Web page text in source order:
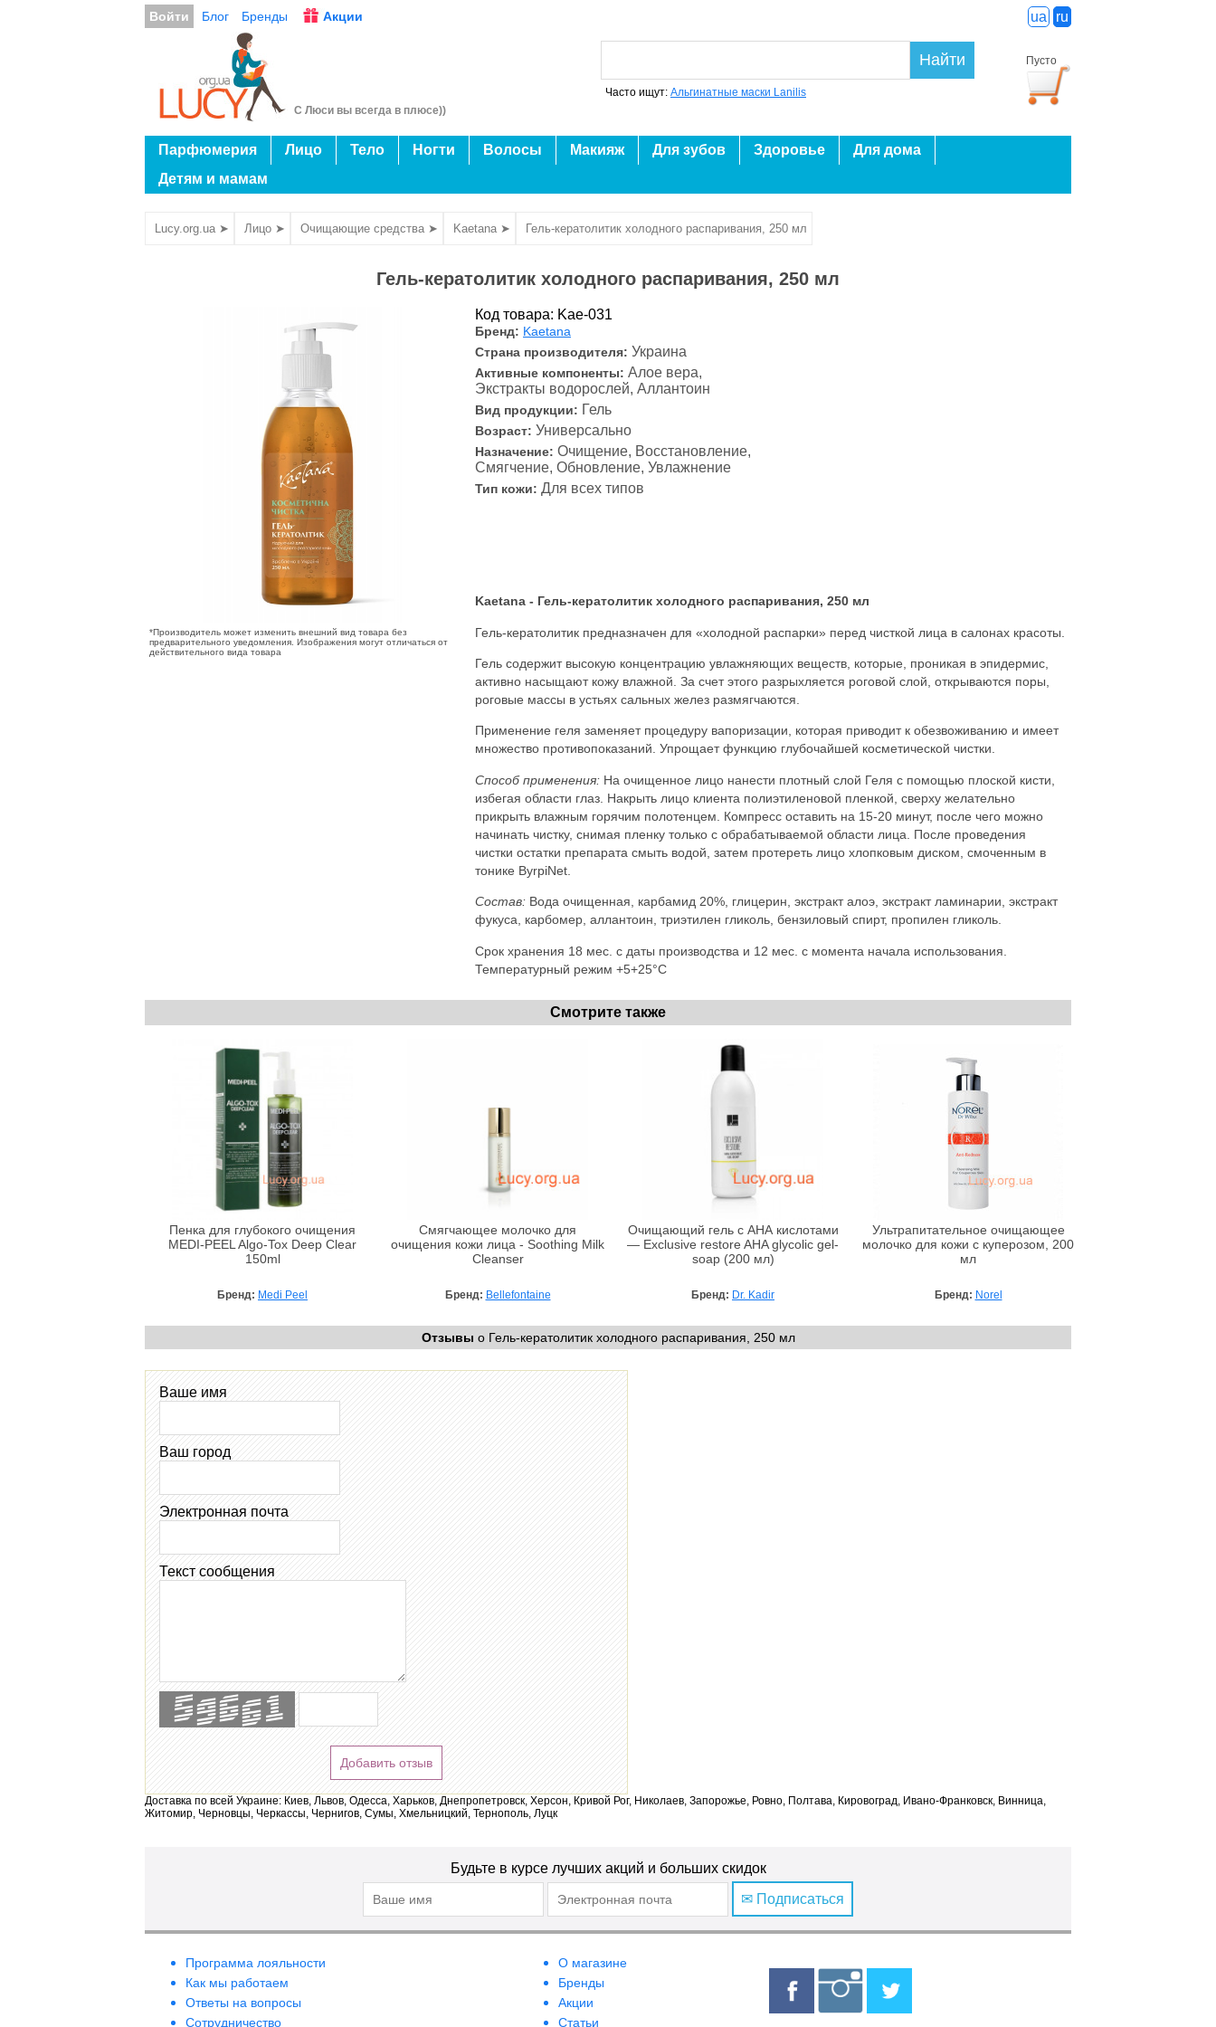
Войти Блог Бренды Акции ua ru
С Люси вы всегда в плюсе))
Пусто
Найти
Часто ищут: Альгинатные маски Lanilis
Парфюмерия Лицо Тело Ногти Волосы Макияж Для зубов Здоровье
Для дома
Детям и мамам
Lucy.org.ua ➤ Лицо ➤ Очищающие средства ➤ Kaetana ➤ Гель-кератолитик холодного распаривания, 250 мл
Гель-кератолитик холодного распаривания, 250 мл
*Производитель может изменить внешний вид товара без
предварительного уведомления. Изображения могут отличаться от
действительного вида товара
Код товара: Kae-031
Бренд: Kaetana
Страна производителя: Украина
Активные компоненты: Алое вера,
Экстракты водорослей, Аллантоин
Вид продукции: Гель
Возраст: Универсально
Назначение: Очищение, Восстановление,
Смягчение, Обновление, Увлажнение
Тип кожи: Для всех типов
Kaetana - Гель-кератолитик холодного распаривания, 250 мл
Гель-кератолитик предназначен для «холодной распарки» перед чисткой лица в салонах красоты.
Гель содержит высокую концентрацию увлажняющих веществ, которые, проникая в эпидермис,
активно насыщают кожу влажной. За счет этого разрыхляется роговой слой, открываются поры,
роговые массы в устьях сальных желез размягчаются.
Применение геля заменяет процедуру вапоризации, которая приводит к обезвоживанию и имеет
множество противопоказаний. Упрощает функцию глубочайшей косметической чистки.
Способ применения: На очищенное лицо нанести плотный слой Геля с помощью плоской кисти,
избегая области глаз. Накрыть лицо клиента полиэтиленовой пленкой, сверху желательно
прикрыть влажным горячим полотенцем. Компресс оставить на 15-20 минут, после чего можно
начинать чистку, снимая пленку только с обрабатываемой области лица. После проведения
чистки остатки препарата смыть водой, затем протереть лицо хлопковым диском, смоченным в
тонике ByrpіNet.
Состав: Вода очищенная, карбамид 20%, глицерин, экстракт алоэ, экстракт ламинарии, экстракт
фукуса, карбомер, аллантоин, триэтилен гликоль, бензиловый спирт, пропилен гликоль.
Срок хранения 18 мес. с даты производства и 12 мес. с момента начала использования.
Температурный режим +5+25°С
Смотрите также
Пенка для глубокого очищения
MEDI-PEEL Algo-Tox Deep Clear
150ml
Бренд: Medi Peel
Смягчающее молочко для
очищения кожи лица - Soothing Milk
Cleanser
Бренд: Bellefontaine
Очищающий гель с АНА кислотами
— Exclusive restore AHA glycolic gel-
soap (200 мл)
Бренд: Dr. Kadir
Ультрапитательное очищающее
молочко для кожи с куперозом, 200
мл
Бренд: Norel
Отзывы о Гель-кератолитик холодного распаривания, 250 мл
Ваше имя
Ваш город
Электронная почта
Текст сообщения
Добавить отзыв
Доставка по всей Украине: Киев, Львов, Одесса, Харьков, Днепропетровск, Херсон, Кривой Рог, Николаев, Запорожье, Ровно, Полтава, Кировоград, Ивано-Франковск, Винница,
Житомир, Черновцы, Черкассы, Чернигов, Сумы, Хмельницкий, Тернополь, Луцк
Будьте в курсе лучших акций и больших скидок
✉ Подписаться
Программа лояльности
Как мы работаем
Ответы на вопросы
Сотрудничество
О магазине
Бренды
Акции
Статьи